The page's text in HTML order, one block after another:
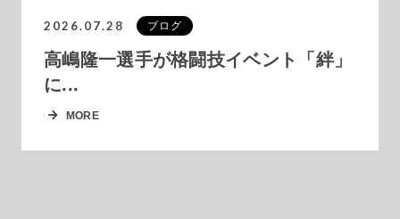
2026.07.28 ブログ
高嶋隆一選手が格闘技イベント「絆」
に...
MORE